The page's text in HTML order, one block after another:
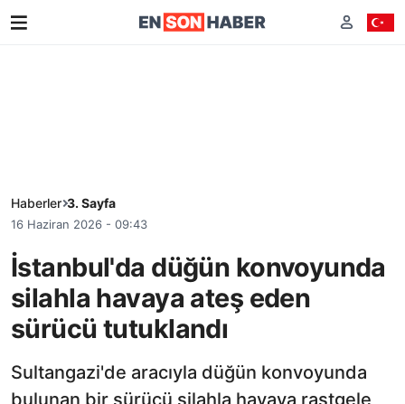
Haberler 3. Sayfa
16 Haziran 2026 - 09:43
İstanbul'da düğün konvoyunda
silahla havaya ateş eden
sürücü tutuklandı
Sultangazi'de aracıyla düğün konvoyunda
bulunan bir sürücü silahla havaya rastgele